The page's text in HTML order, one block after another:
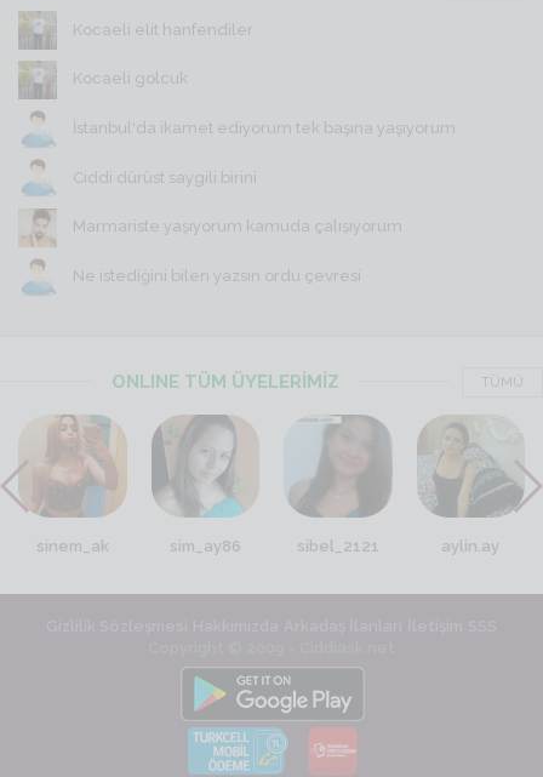
Kocaeli elit hanfendiler
Kocaeli golcuk
İstanbul'da ikamet ediyorum tek başına yaşıyorum
Ciddi dürüst saygili birini
Marmariste yaşıyorum kamuda çalışıyorum
Ne istediğini bilen yazsın ordu çevresi
ONLINE TÜM ÜYELERİMİZ TÜMÜ
sinem_ak sim_ay86 sibel_2121 aylin.ay